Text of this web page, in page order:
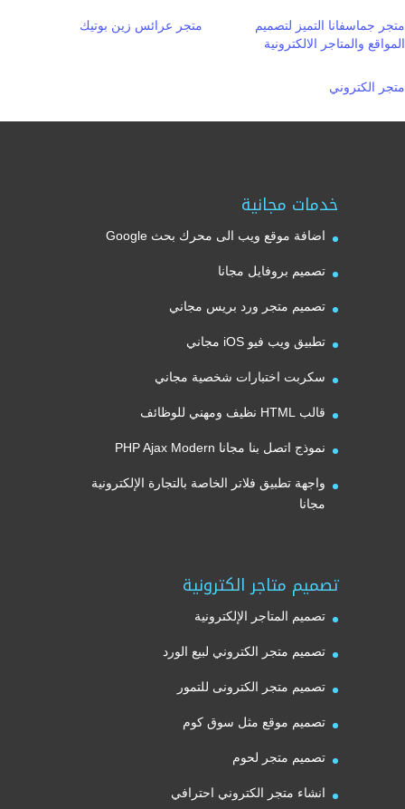
متجر جماسفانا التميز لتصميم
المواقع والمتاجر الالكترونية
متجر عرائس زين بوتيك
متجر الكتروني
خدمات مجانية
اضافة موقع ويب الى محرك بحث Google
تصميم بروفايل مجانا
تصميم متجر ورد بريس مجاني
تطبيق ويب فيو iOS مجاني
سكربت اختبارات شخصية مجاني
قالب HTML نظيف ومهني للوظائف
نموذج اتصل بنا مجانا PHP Ajax Modern
واجهة تطبيق فلاتر الخاصة بالتجارة الإلكترونية
مجانا
تصميم متاجر الكترونية
تصميم المتاجر الإلكترونية
تصميم متجر الكتروني لبيع الورد
تصميم متجر الكترونى للتمور
تصميم موقع مثل سوق كوم
تصميم متجر لحوم
انشاء متجر الكتروني احترافي